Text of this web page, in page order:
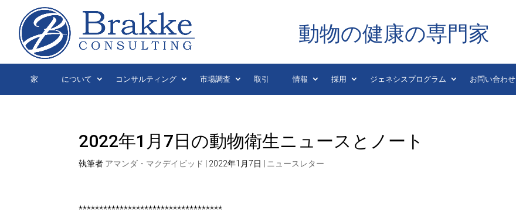
動物の健康の専門家
家 について コンサルティング 市場調査 取引 情報 採用 ジェネシスプログラム お問い合わせ
2022年1月7日の動物衛生ニュースとノート
執筆者 アマンダ・マクデイビッド 2022年1月7日 ニュースレター
***********************************